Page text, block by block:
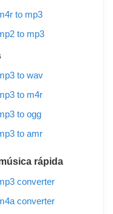
to mp3
to mp3
to wav
to m4r
to ogg
to amr
rápida
converter
converter